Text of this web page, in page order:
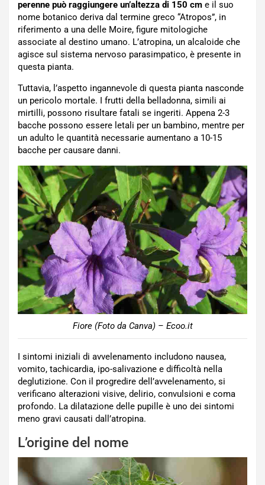
perenne può raggiungere un’altezza di 150 cm e il suo
nome botanico deriva dal termine greco “Atropos”, in
riferimento a una delle Moire, figure mitologiche
associate al destino umano. L’atropina, un alcaloide che
agisce sul sistema nervoso parasimpatico, è presente in
questa pianta.
Tuttavia, l’aspetto ingannevole di questa pianta nasconde
un pericolo mortale. I frutti della belladonna, simili ai
mirtilli, possono risultare fatali se ingeriti. Appena 2-3
bacche possono essere letali per un bambino, mentre per
un adulto le quantità necessarie aumentano a 10-15
bacche per causare danni.
Fiore (Foto da Canva) – Ecoo.it
I sintomi iniziali di avvelenamento includono nausea,
vomito, tachicardia, ipo-salivazione e difficoltà nella
deglutizione. Con il progredire dell’avvelenamento, si
verificano alterazioni visive, delirio, convulsioni e coma
profondo. La dilatazione delle pupille è uno dei sintomi
meno gravi causati dall’atropina.
L’origine del nome